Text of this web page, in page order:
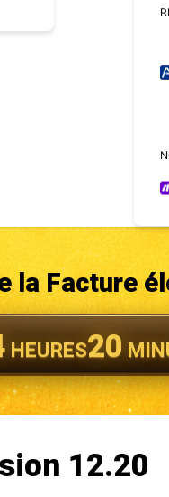
la Facture
HEURES20
12.20